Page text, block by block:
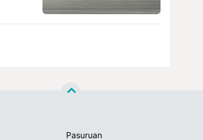
Pasuruan